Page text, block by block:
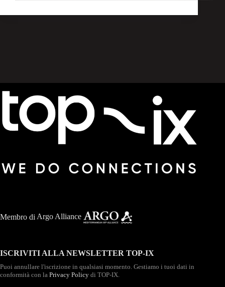
Membro di Argo Alliance
ISCRIVITI ALLA NEWSLETTER TOP-IX
Puoi annullare l'iscrizione in qualsiasi momento. Gestiamo i tuoi dati in
conformità con la Privacy Policy di TOP-IX.